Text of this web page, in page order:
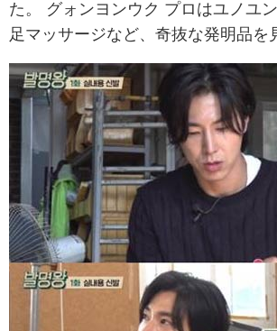
た。 グォンヨンウク プロはユノユ
足マッサージなど、奇抜な発明品を